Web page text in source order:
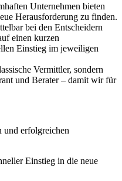
Unternehmen bieten
Herausforderung zu finden.
bei den Entscheidern
einen kurzen
Einstieg im jeweiligen
Vermittler, sondern
und Berater – damit wir für
und erfolgreichen
Einstieg in die neue